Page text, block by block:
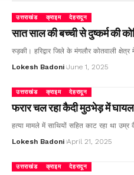
उत्तराखंड क्राइम देहरादून
सात साल की बच्ची से दुष्कर्म की
रुड़की। हरिद्वार जिले के मंगलौर कोतवाली क्षेत्र
Lokesh Badoni June 1, 2025
उत्तराखंड क्राइम देहरादून
फरार चल रहा कैदी मुठभेड़ में घायल
हत्या मामले में साथियों सहित काट रहा था
Lokesh Badoni April 21, 2025
उत्तराखंड क्राइम देहरादून